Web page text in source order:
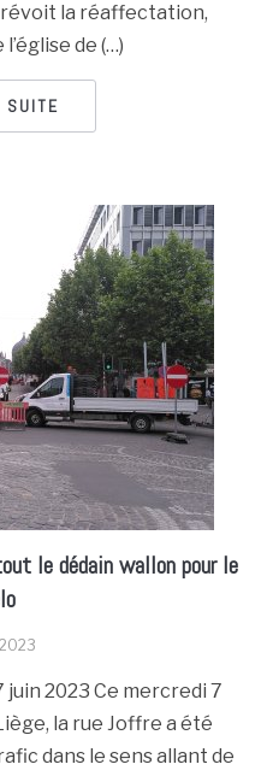
la réaffectation,
de (…)
SUITE
le dédain wallon pour le
juin 2023 Ce mercredi 7
la rue Joffre a été
dans le sens allant de